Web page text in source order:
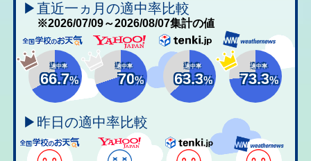
▶直近一ヵ月の適中率比較
※2026/07/09～2026/08/07集計の値
適中率
66.7%
適中率
70%
適中率
63.3%
適中率
73.3%
▶昨日の適中率比較